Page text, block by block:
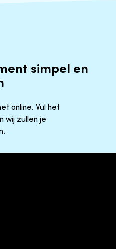
simpel en
online. Vul het
wij zullen je